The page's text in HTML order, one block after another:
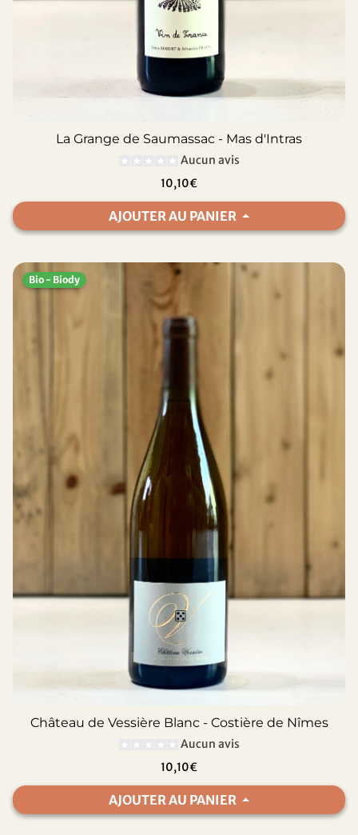
La Grange de Saumassac - Mas d'Intras
Aucun avis
10,10€
AJOUTER AU PANIER
Bio - Biody
Château de Vessière Blanc - Costière de Nîmes
Aucun avis
10,10€
AJOUTER AU PANIER